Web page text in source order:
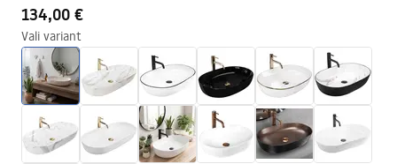
134,00 €
Vali variant